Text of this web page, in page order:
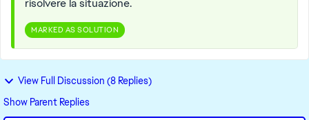
risolvere la situazione.
MARKED AS SOLUTION
View Full Discussion (8 Replies)
Show Parent Replies